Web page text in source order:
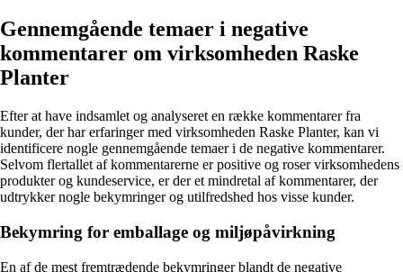
Gennemgående temaer i negative
kommentarer om virksomheden Raske
Planter
Efter at have indsamlet og analyseret en række kommentarer fra
kunder, der har erfaringer med virksomheden Raske Planter, kan vi
identificere nogle gennemgående temaer i de negative kommentarer.
Selvom flertallet af kommentarerne er positive og roser virksomhedens
produkter og kundeservice, er der et mindretal af kommentarer, der
udtrykker nogle bekymringer og utilfredshed hos visse kunder.
Bekymring for emballage og miljøpåvirkning
En af de mest fremtrædende bekymringer blandt de negative